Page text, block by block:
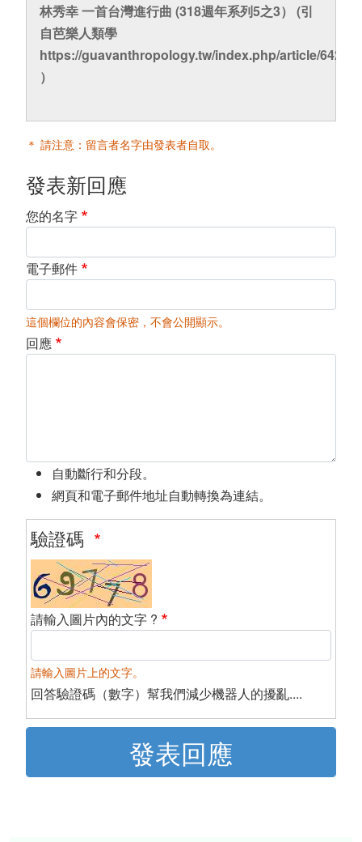
林秀幸 一首台灣進行曲 (318週年系列5之3） (引
自芭樂人類學
https://guavanthropology.tw/index.php/article/6425
）
＊ 請注意：留言者名字由發表者自取。
發表新回應
您的名字
電子郵件
這個欄位的內容會保密，不會公開顯示。
回應
自動斷行和分段。
網頁和電子郵件地址自動轉換為連結。
驗證碼
請輸入圖片內的文字 ?
請輸入圖片上的文字。
回答驗證碼（數字）幫我們減少機器人的擾亂....